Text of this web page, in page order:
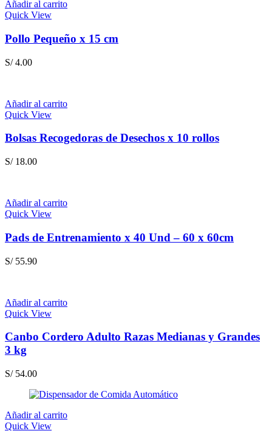
Añadir al carrito
Quick View
Pollo Pequeño x 15 cm
S/4.00
Añadir al carrito
Quick View
Bolsas Recogedoras de Desechos x 10 rollos
S/18.00
Añadir al carrito
Quick View
Pads de Entrenamiento x 40 Und – 60 x 60cm
S/55.90
Añadir al carrito
Quick View
Canbo Cordero Adulto Razas Medianas y Grandes
3 kg
S/54.00
Añadir al carrito
Quick View